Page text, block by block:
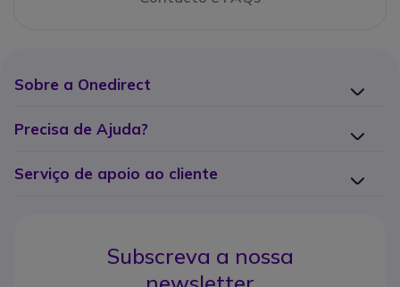
Sobre a Onedirect
Precisa de Ajuda?
Serviço de apoio ao cliente
Subscreva a nossa